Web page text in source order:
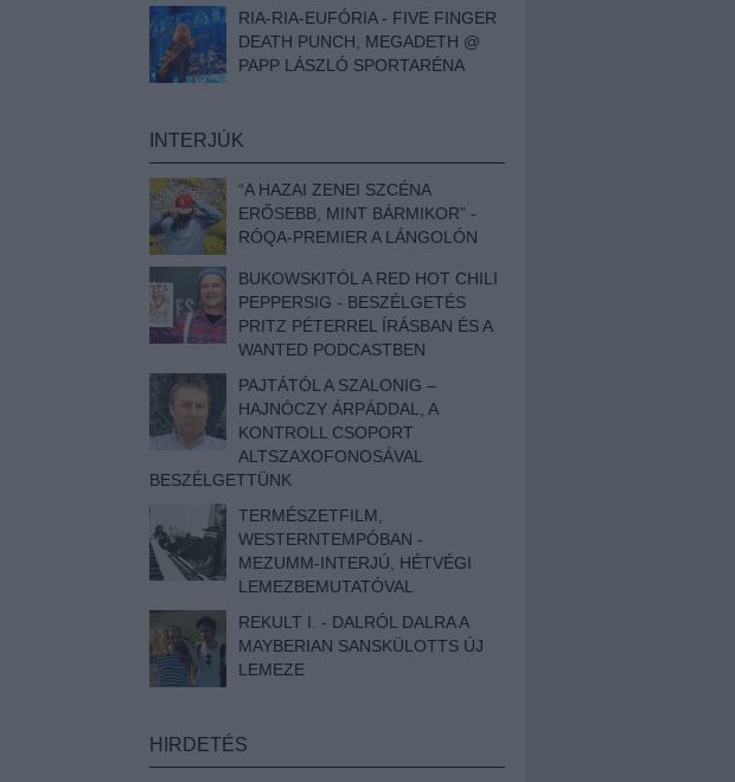
RIA-RIA-EUFÓRIA - FIVE FINGER
DEATH PUNCH, MEGADETH @
PAPP LÁSZLÓ SPORTARÉNA
INTERJÚK
“A HAZAI ZENEI SZCÉNA
ERŐSEBB, MINT BÁRMIKOR” -
RÓQA-PREMIER A LÁNGOLÓN
BUKOWSKITÓL A RED HOT CHILI
PEPPERSIG - BESZÉLGETÉS
PRITZ PÉTERREL ÍRÁSBAN ÉS A
WANTED PODCASTBEN
PAJTÁTÓL A SZALONIG –
HAJNÓCZY ÁRPÁDDAL, A
KONTROLL CSOPORT
ALTSZAXOFONOSÁVAL
BESZÉLGETTÜNK
TERMÉSZETFILM,
WESTERNTEMPÓBAN -
MEZUMM-INTERJÚ, HÉTVÉGI
LEMEZBEMUTATÓVAL
REKULT I. - DALRÓL DALRA A
MAYBERIAN SANSKÜLOTTS ÚJ
LEMEZE
HIRDETÉS